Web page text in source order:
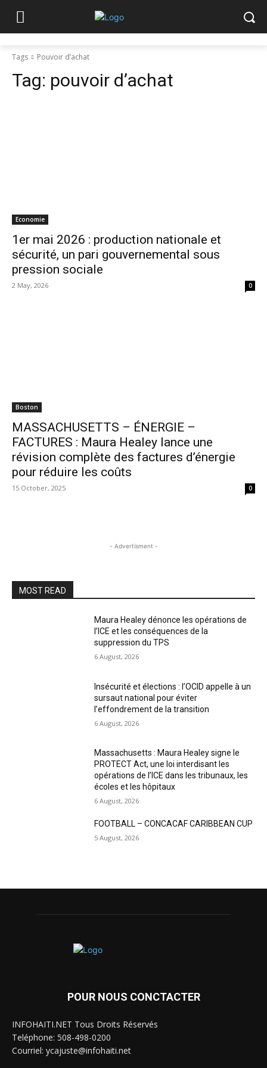
Tags Pouvoir d’achat
Tag: pouvoir d’achat
Economie
1er mai 2026 : production nationale et
sécurité, un pari gouvernemental sous
pression sociale
2 May, 2026 0
Boston
MASSACHUSETTS – ÉNERGIE –
FACTURES : Maura Healey lance une
révision complète des factures d’énergie
pour réduire les coûts
15 October, 2025 0
- Advertisment -
MOST READ
Maura Healey dénonce les opérations de
l’ICE et les conséquences de la
suppression du TPS
6 August, 2026
Insécurité et élections : l’OCID appelle à un
sursaut national pour éviter
l’effondrement de la transition
6 August, 2026
Massachusetts : Maura Healey signe le
PROTECT Act, une loi interdisant les
opérations de l’ICE dans les tribunaux, les
écoles et les hôpitaux
6 August, 2026
FOOTBALL – CONCACAF CARIBBEAN CUP
5 August, 2026
POUR NOUS CONCTACTER
INFOHAITI.NET Tous Droits Réservés
Teléphone: 508-498-0200
Courriel: ycajuste@infohaiti.net